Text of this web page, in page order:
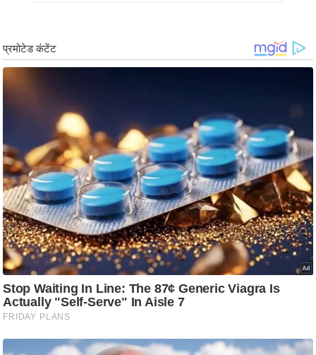
g
N
e
इ
फ
स्टा
इ
ल
टे
क्नॉ
लॉ
जी
टी